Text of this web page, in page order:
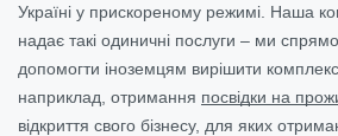
Україні у прискореному режимі. Наша
надає такі одиничні послуги – ми
допомогти іноземцям вирішити
наприклад, отримання посвідки на
відкриття свого бізнесу, для яких